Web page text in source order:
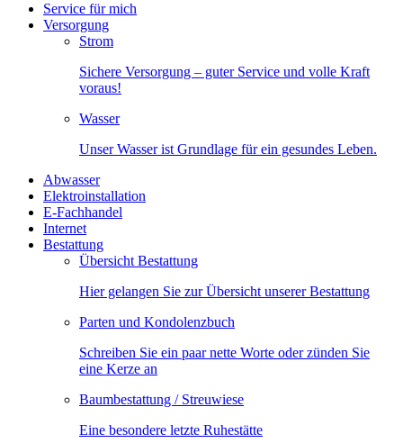
Service für mich
Versorgung
Strom
Sichere Versorgung – guter Service und volle Kraft
voraus!
Wasser
Unser Wasser ist Grundlage für ein gesundes Leben.
Abwasser
Elektroinstallation
E-Fachhandel
Internet
Bestattung
Übersicht Bestattung
Hier gelangen Sie zur Übersicht unserer Bestattung
Parten und Kondolenzbuch
Schreiben Sie ein paar nette Worte oder zünden Sie
eine Kerze an
Baumbestattung / Streuwiese
Eine besondere letzte Ruhestätte